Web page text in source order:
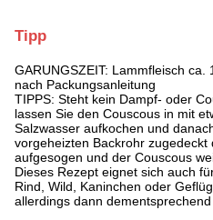
Tipp
GARUNGSZEIT: Lammfleisch
nach Packungsanleitung
TIPPS: Steht kein Dampf- oder
lassen Sie den Couscous in mit
Salzwasser aufkochen und
vorgeheizten Backrohr
aufgesogen und der Couscous
Dieses Rezept eignet sich auch
Rind, Wild, Kaninchen oder
allerdings dann